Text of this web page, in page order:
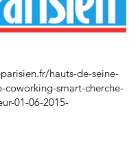
hauts-de-seine-
coworking-smart-cherche-
01-06-2015-